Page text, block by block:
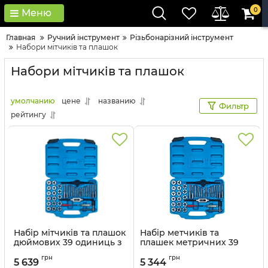
Меню 0
Главная Ручний інструмент
Різьбонарізний інструмент
Набори мітчиків та плашок
Набори мітчиків та плашок
умолчанию цене
названию
рейтингу
Фильтр
Набір мітчиків та плашок
дюймових 39 одиниць з
пластиковому кейсі
5 639 грн
Набір метчиків та
плашек метричних 39
принаддям в
5 344 грн